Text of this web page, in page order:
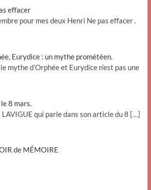
effacer
pour mes deux Henri Ne pas effacer .
Eurydice : un mythe prométéen.
mythe d’Orphée et Eurydice n’est pas une
8 mars.
LAVIGUE qui parle dans son article du 8 […]
de MÉMOIRE